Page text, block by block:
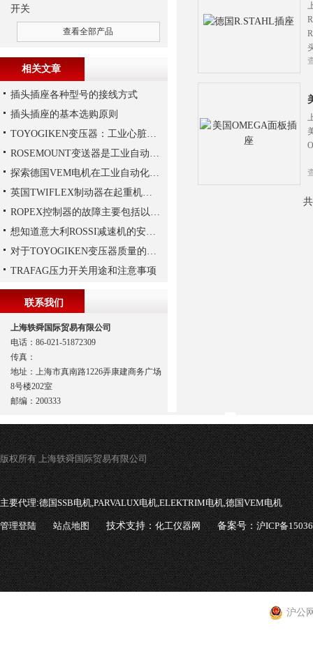
开关
查看全部产品
相关文章
插头插座各种型号的接线方式
插头插座的基本选购原则
TOYOGIKEN变压器：工业心脏的“隐形守护者”
ROSEMOUNT变送器是工业自动化领域中的重要组成部分
探索德国VEM电机在工业自动化中的应用
英国TWIFLEX制动器在起重机作业中出现常见故障的原因
ROPEX控制器的故障主要包括以下几种情况
想知道意大利ROSSI减速机的安装技巧，那就看这里
对于TOYOGIKEN变压器质量的好坏如何判断
TRAFAG压力开关用途和注意事项
联系我们
上海轶舜国际贸易有限公司
电话：86-021-51872309
传真：
地址：上海市真南路1226弄康建商务广场
8号楼202室
邮编：200333
版权所有 上海轶舜国际贸易有限公司
主要代理:德国SSB电机,PARVALUX电机,ELEKTRIM电机,德国VEM电机
管理登陆 站点地图 技术支持：化工仪器网 备案号：沪ICP备
沪公